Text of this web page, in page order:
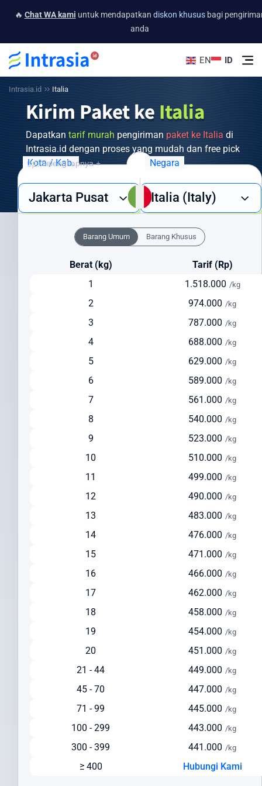
🔥 Chat WA kami untuk mendapatkan diskon khususbagi
anda
EN ID
Intrasia.id Italia
Kirim Paket ke Italia
Dapatkan tarif murah pengiriman paket ke Italia di
Intrasia.id dengan proses yang mudah dan free pick
up.Selengkapnya +
Butuh layanan pengiriman barang ke Italia yang cepat, aman, dan
ekonomis? Intrasia.id hadir sebagai solusi terpercaya untuk semua
yang luas dan pengalaman bertahun-tahun, kami menjamin paket
Anda sampai ke Italia dengan aman dan tepat waktu.
Cara Kirim Paket ke Italia yang Efisien dan
dari Indonesia kini menjadi lebih mudah
dengan Intrasia.id. Kami menawarkan berbagai opsi pengiriman
Cocok untuk dokumen penting, barang bernilai tinggi, dan
pengiriman urgent
Pelacakan real-time untuk memantau status paket Anda
Solusi seimbang antara kecepatan dan biaya
Ideal untuk pengiriman reguler dengan biaya lebih terjangkau
Tersedia layanan pickup dari alamat pengirim
Pengiriman via Laut
Estimasi waktu pengiriman: 30-45 hari
Cocok untuk barang berat di atas 150 kg
Solusi hemat untuk pengiriman yang tidak terlalu mendesak
Cek Ongkir ke Italia Dengan Mudah
Sebelum mengirim paket, lakukan cek ongkir ke Italia untuk
mempersiapkan anggaran pengiriman Anda. Intrasia.id
Faktor yang memengaruhi biaya pengiriman ke Italia meliputi:
Jenis layanan yang dipilih (express/standard)
Lokasi pengiriman dan penerimaan
Layanan tambahan yang dipilih
Kota / Kab.
Jakarta Pusat
Negara
Italia (Italy)
Barang Umum Barang Khusus
Berat (kg)
Tarif (Rp)
1
1.518.000 /kg
2 974.000 /kg
3 787.000 /kg
4 688.000 /kg
5 629.000 /kg
6 589.000 /kg
7 561.000 /kg
8 540.000 /kg
9 523.000 /kg
10 510.000 /kg
11 499.000 /kg
12 490.000 /kg
13 483.000 /kg
14 476.000 /kg
15 471.000 /kg
16 466.000 /kg
17 462.000 /kg
18 458.000 /kg
19 454.000 /kg
20 451.000 /kg
21 - 44 449.000 /kg
45 - 70 447.000 /kg
71 - 99 445.000 /kg
100 - 299 443.000 /kg
300 - 399 441.000 /kg
≥ 400 Hubungi Kami